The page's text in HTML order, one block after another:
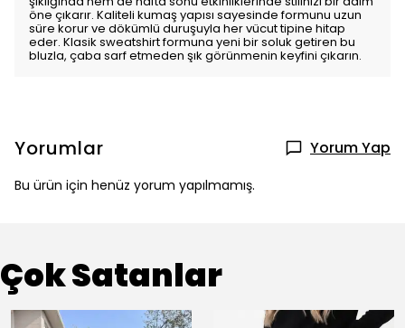
öne çıkarır. Kaliteli kumaş yapısı sayesinde formunu uzun
süre korur ve dökümlü duruşuyla her vücut tipine hitap
eder. Klasik sweatshirt formuna yeni bir soluk getiren bu
bluzla, çaba sarf etmeden şık görünmenin keyfini çıkarın.
Yorumlar Yorum Yap
Bu ürün için henüz yorum yapılmamış.
Çok Satanlar